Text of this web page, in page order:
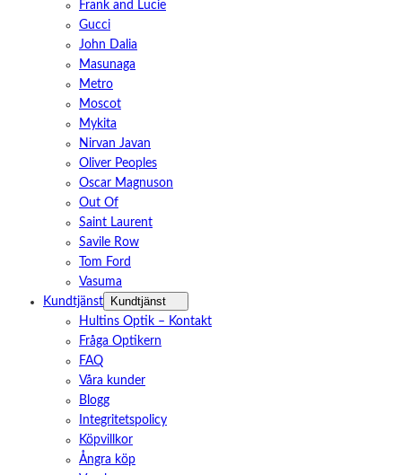
Frank and Lucie
Gucci
John Dalia
Masunaga
Metro
Moscot
Mykita
Nirvan Javan
Oliver Peoples
Oscar Magnuson
Out Of
Saint Laurent
Savile Row
Tom Ford
Vasuma
Kundtjänst
Kundtjänst
Hultins Optik – Kontakt
Fråga Optikern
FAQ
Våra kunder
Blogg
Integritetspolicy
Köpvillkor
Ångra köp